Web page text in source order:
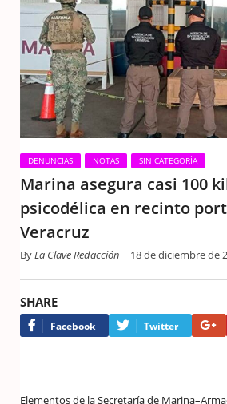
DENUNCIAS NOTAS SIN CATEGORÍA
Marina asegura casi 100
psicodélica en recinto
Veracruz
ByLa Clave Redacción 18 de diciembre de
SHARE
Facebook Twitter
Elementos de la Secretaría de